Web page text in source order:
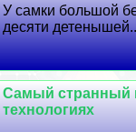
У самки большой
десяти
Самый странный
технологиях